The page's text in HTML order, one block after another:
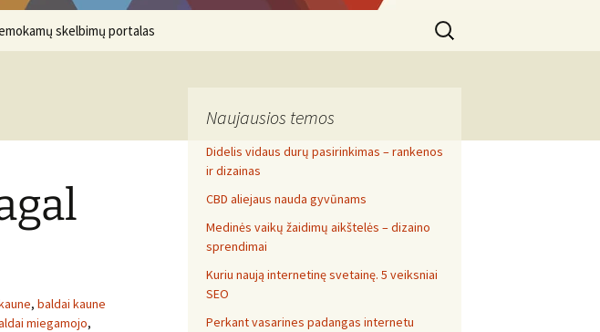
skelbimų portalas
Search
for:
, baldai kaune
miegamojo,
Naujausios temos
Didelis vidaus durų pasirinkimas – rankenos
ir dizainas
CBD aliejaus nauda gyvūnams
Medinės vaikų žaidimų aikštelės – dizaino
sprendimai
Kuriu naują internetinę svetainę. 5 veiksniai
SEO
Perkant vasarines padangas internetu